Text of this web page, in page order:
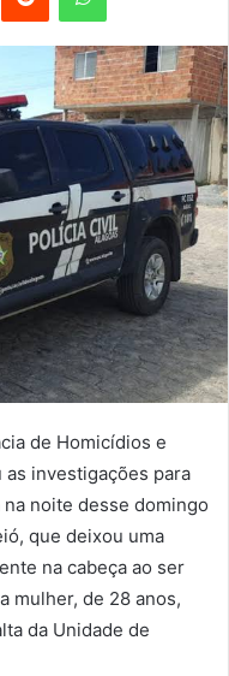
de Homicídios e
as investigações para
noite desse domingo
que deixou uma
na cabeça ao ser
mulher, de 28 anos,
da Unidade de